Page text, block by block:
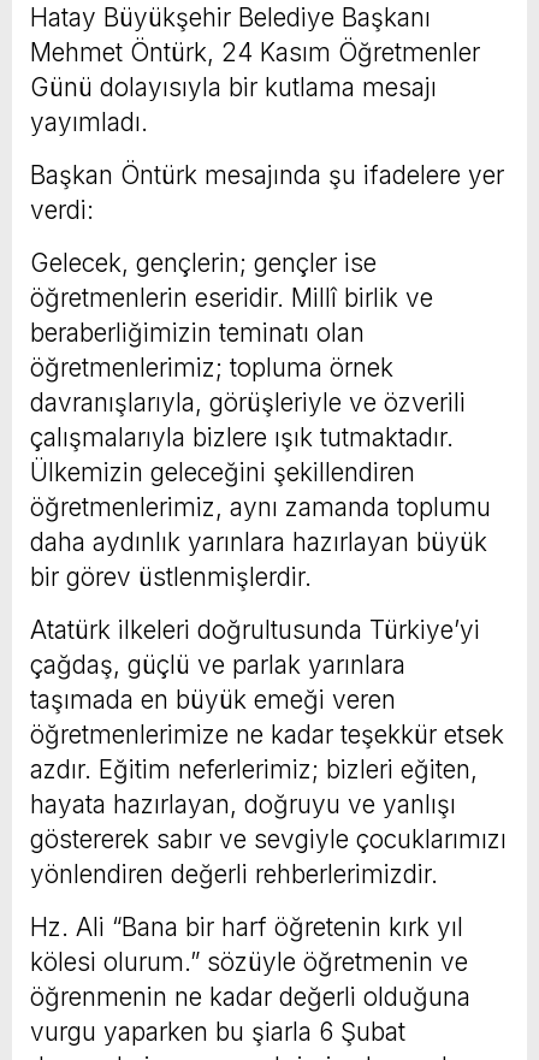
Hatay Büyükşehir Belediye Başkanı
Mehmet Öntürk, 24 Kasım Öğretmenler
Günü dolayısıyla bir kutlama mesajı
yayımladı.
Başkan Öntürk mesajında şu ifadelere yer
verdi:
Gelecek, gençlerin; gençler ise
öğretmenlerin eseridir. Millî birlik ve
beraberliğimizin teminatı olan
öğretmenlerimiz; topluma örnek
davranışlarıyla, görüşleriyle ve özverili
çalışmalarıyla bizlere ışık tutmaktadır.
Ülkemizin geleceğini şekillendiren
öğretmenlerimiz, aynı zamanda toplumu
daha aydınlık yarınlara hazırlayan büyük
bir görev üstlenmişlerdir.
Atatürk ilkeleri doğrultusunda Türkiye’yi
çağdaş, güçlü ve parlak yarınlara
taşımada en büyük emeği veren
öğretmenlerimize ne kadar teşekkür etsek
azdır. Eğitim neferlerimiz; bizleri eğiten,
hayata hazırlayan, doğruyu ve yanlışı
göstererek sabır ve sevgiyle çocuklarımızı
yönlendiren değerli rehberlerimizdir.
Hz. Ali “Bana bir harf öğretenin kırk yıl
kölesi olurum.” sözüyle öğretmenin ve
öğrenmenin ne kadar değerli olduğuna
vurgu yaparken bu şiarla 6 Şubat